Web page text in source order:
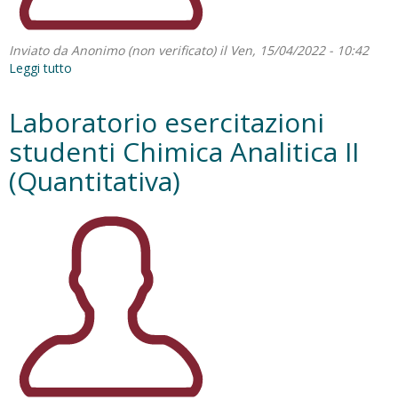
Inviato da Anonimo (non verificato)il Ven, 15/04/2022 - 10:42
Leggi tutto
Laboratorio esercitazioni
studenti Chimica Analitica II
(Quantitativa)